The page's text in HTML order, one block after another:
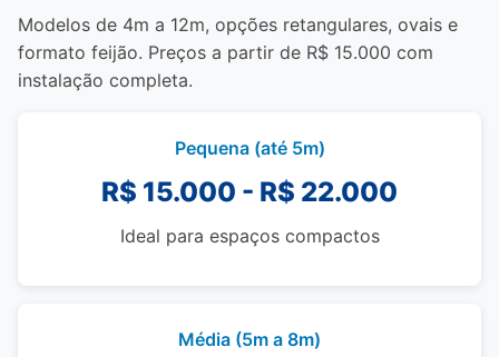
Modelos de 4m a 12m, opções retangulares, ovais e
formato feijão. Preços a partir de R$ 15.000 com
instalação completa.
Pequena (até 5m)
R$ 15.000 - R$ 22.000
Ideal para espaços compactos
Média (5m a 8m)